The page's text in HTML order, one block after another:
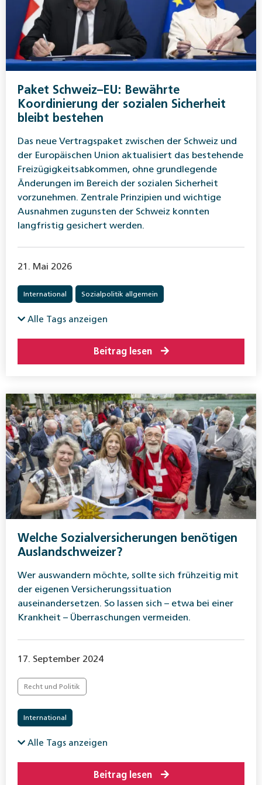
Paket Schweiz–EU: Bewährte
Koordinierung der sozialen Sicherheit
bleibt bestehen
Das neue Vertragspaket zwischen der Schweiz und
der Europäischen Union aktualisiert das bestehende
Freizügigkeitsabkommen, ohne grundlegende
Änderungen im Bereich der sozialen Sicherheit
vorzunehmen. Zentrale Prinzipien und wichtige
Ausnahmen zugunsten der Schweiz konnten
langfristig gesichert werden.
21. Mai 2026
International Sozialpolitik allgemein
Alle Tags anzeigen
Beitrag lesen
Welche Sozialversicherungen benötigen
Auslandschweizer?
Wer auswandern möchte, sollte sich frühzeitig mit
der eigenen Versicherungssituation
auseinandersetzen. So lassen sich – etwa bei einer
Krankheit – Überraschungen vermeiden.
17. September 2024
Recht und Politik
International
Alle Tags anzeigen
Beitrag lesen